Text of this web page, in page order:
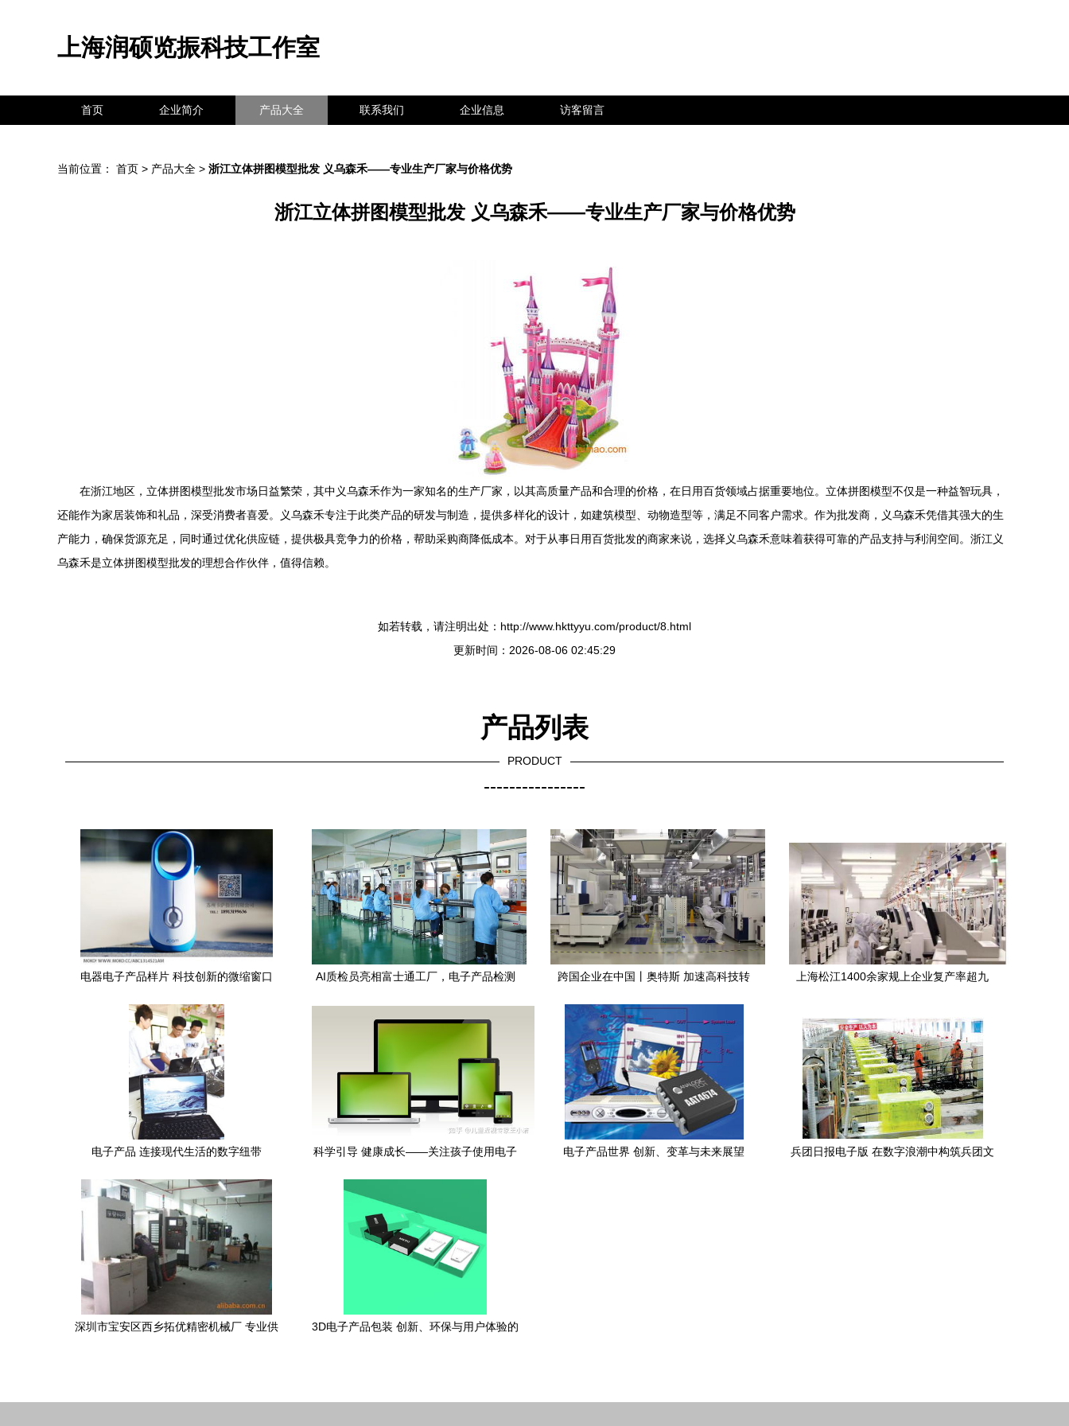
上海润硕览振科技工作室
首页 企业简介 产品大全 联系我们 企业信息 访客留言
当前位置： 首页 > 产品大全 > 浙江立体拼图模型批发 义乌森禾——专业生产厂家与价格优势
浙江立体拼图模型批发 义乌森禾——专业生产厂家与价格优势
在浙江地区，立体拼图模型批发市场日益繁荣，其中义乌森禾作为一家知名的生产厂家，以其高质量产品和合理的价格，在日用百货领域占据重要地位。立体拼图模型不仅是一种益智玩具，
还能作为家居装饰和礼品，深受消费者喜爱。义乌森禾专注于此类产品的研发与制造，提供多样化的设计，如建筑模型、动物造型等，满足不同客户需求。作为批发商，义乌森禾凭借其强大的生
产能力，确保货源充足，同时通过优化供应链，提供极具竞争力的价格，帮助采购商降低成本。对于从事日用百货批发的商家来说，选择义乌森禾意味着获得可靠的产品支持与利润空间。浙江义
乌森禾是立体拼图模型批发的理想合作伙伴，值得信赖。
如若转载，请注明出处：http://www.hkttyyu.com/product/8.html
更新时间：2026-08-06 02:45:29
产品列表
PRODUCT
----------------
电器电子产品样片 科技创新的微缩窗口
AI质检员亮相富士通工厂，电子产品检测
跨国企业在中国丨奥特斯 加速高科技转
上海松江1400余家规上企业复产率超九
业稳健复苏
电子产品 连接现代生活的数字纽带
科学引导 健康成长——关注孩子使用电子
电子产品世界 创新、变革与未来展望
兵团日报电子版 在数字浪潮中构筑兵团文
深圳市宝安区西乡拓优精密机械厂 专业供
3D电子产品包装 创新、环保与用户体验的